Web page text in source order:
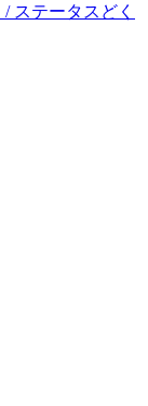
ステータスどく